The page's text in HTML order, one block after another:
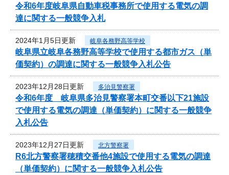
令和6年度岐阜県自動車税事務所で使用する電気の調
達に関する一般競争入札
2024年1月5日更新 岐阜各務野高等学校
岐阜県立岐阜各務野高等学校で使用する都市ガス（単
価契約）の調達に関する一般競争入札公告
2023年12月28日更新 多治見警察署
令和6年度 岐阜県多治見警察署本町交番以下21施設
で使用する電気の調達（単価契約）に関する一般競争
入札公告
2023年12月27日更新 北方警察署
R6北方警察署穂積交番他4施設で使用する電気の調達
（単価契約）に関する一般競争入札公告